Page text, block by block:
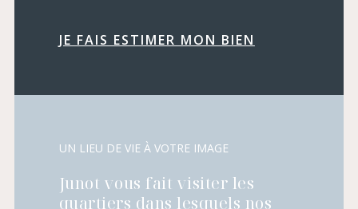
JE FAIS ESTIMER MON BIEN
UN LIEU DE VIE À VOTRE IMAGE
Junot vous fait visiter les
quartiers dans lesquels nos